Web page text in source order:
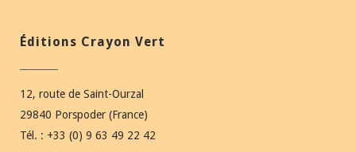
Éditions Crayon Vert
12, route de Saint-Ourzal
29840 Porspoder (France)
Tél. : +33 (0) 9 63 49 22 42